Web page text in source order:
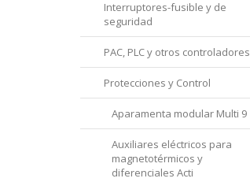
Interruptores-fusible y de
seguridad
PAC, PLC y otros controladores
Protecciones y Control
Aparamenta modular Multi 9
Auxiliares eléctricos para
magnetotérmicos y
diferenciales Acti